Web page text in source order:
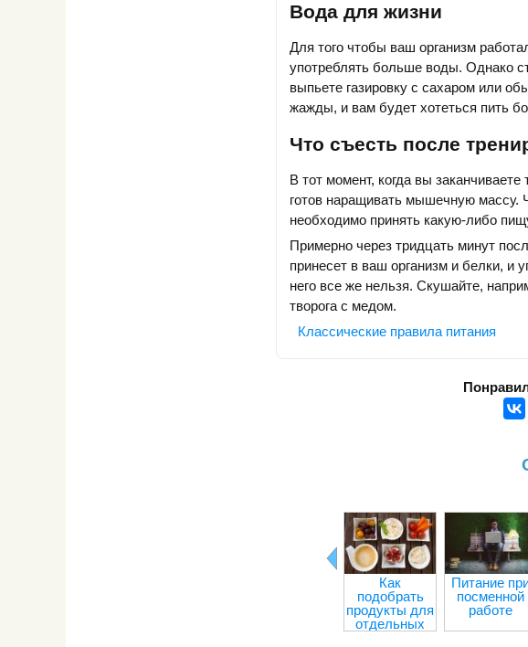
Вода для жизни
Для того чтобы ваш организм
употреблять больше воды. Однако
выпьете газировку с сахаром или
жажды, и вам будет хотеться пить
Что съесть после
В тот момент, когда вы
готов наращивать мышечную массу.
необходимо принять какую-либо
Примерно через тридцать минут
принесет в ваш организм и белки, и
него все же нельзя. Скушайте,
творога с медом.
Классические правила питания
Как
подобрать
продукты для
отдельных
Питание
посменной
работе